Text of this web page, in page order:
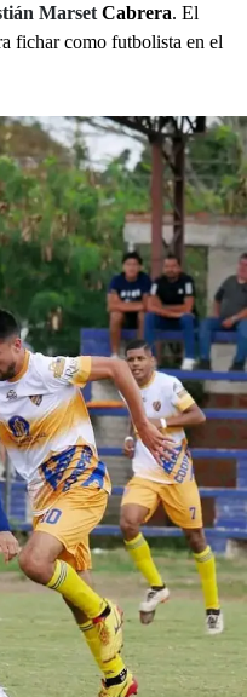
Marset Cabrera. El
fichar como futbolista en el